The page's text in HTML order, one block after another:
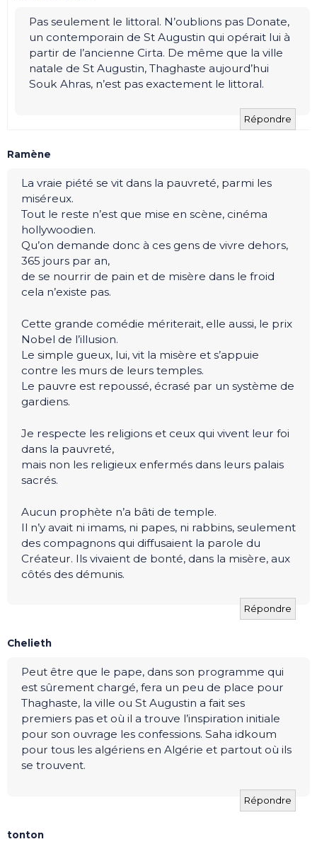
Pas seulement le littoral. N’oublions pas Donate,
un contemporain de St Augustin qui opérait lui à
partir de l’ancienne Cirta. De même que la ville
natale de St Augustin, Thaghaste aujourd’hui
Souk Ahras, n’est pas exactement le littoral.
Répondre
Ramène
La vraie piété se vit dans la pauvreté, parmi les
miséreux.
Tout le reste n’est que mise en scène, cinéma
hollywoodien.
Qu’on demande donc à ces gens de vivre dehors,
365 jours par an,
de se nourrir de pain et de misère dans le froid
cela n’existe pas.
Cette grande comédie mériterait, elle aussi, le prix
Nobel de l’illusion.
Le simple gueux, lui, vit la misère et s’appuie
contre les murs de leurs temples.
Le pauvre est repoussé, écrasé par un système de
gardiens.
Je respecte les religions et ceux qui vivent leur foi
dans la pauvreté,
mais non les religieux enfermés dans leurs palais
sacrés.
Aucun prophète n’a bâti de temple.
Il n’y avait ni imams, ni papes, ni rabbins, seulement
des compagnons qui diffusaient la parole du
Créateur. Ils vivaient de bonté, dans la misère, aux
côtés des démunis.
Répondre
Chelieth
Peut être que le pape, dans son programme qui
est sûrement chargé, fera un peu de place pour
Thaghaste, la ville ou St Augustin a fait ses
premiers pas et où il a trouve l’inspiration initiale
pour son ouvrage les confessions. Saha idkoum
pour tous les algériens en Algérie et partout où ils
se trouvent.
Répondre
tonton